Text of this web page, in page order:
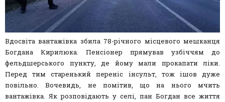
Вдосвіта вантажівка збила 78-річного місцевого мешканця
Богдана Кирилюка. Пенсіонер прямував узбіччям до
фельдшерського пункту, де йому мали прокапати ліки.
Перед тим старенький переніс інсульт, тож ішов дуже
повільно. Вочевидь, не помітив, що на нього мчить
вантажівка. Як розповідають у селі, пан Богдан все життя